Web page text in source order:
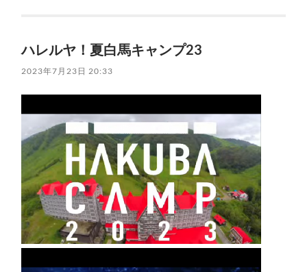
ハレルヤ！夏白馬キャンプ23
2023年7月23日 20:33